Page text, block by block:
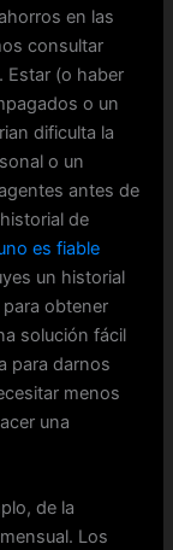
en las
consultar
Estar (o haber
o un
dificulta la
o un
antes de
de
es fiable
un historial
obtener
solución fácil
para darnos
menos
una
de la
Los